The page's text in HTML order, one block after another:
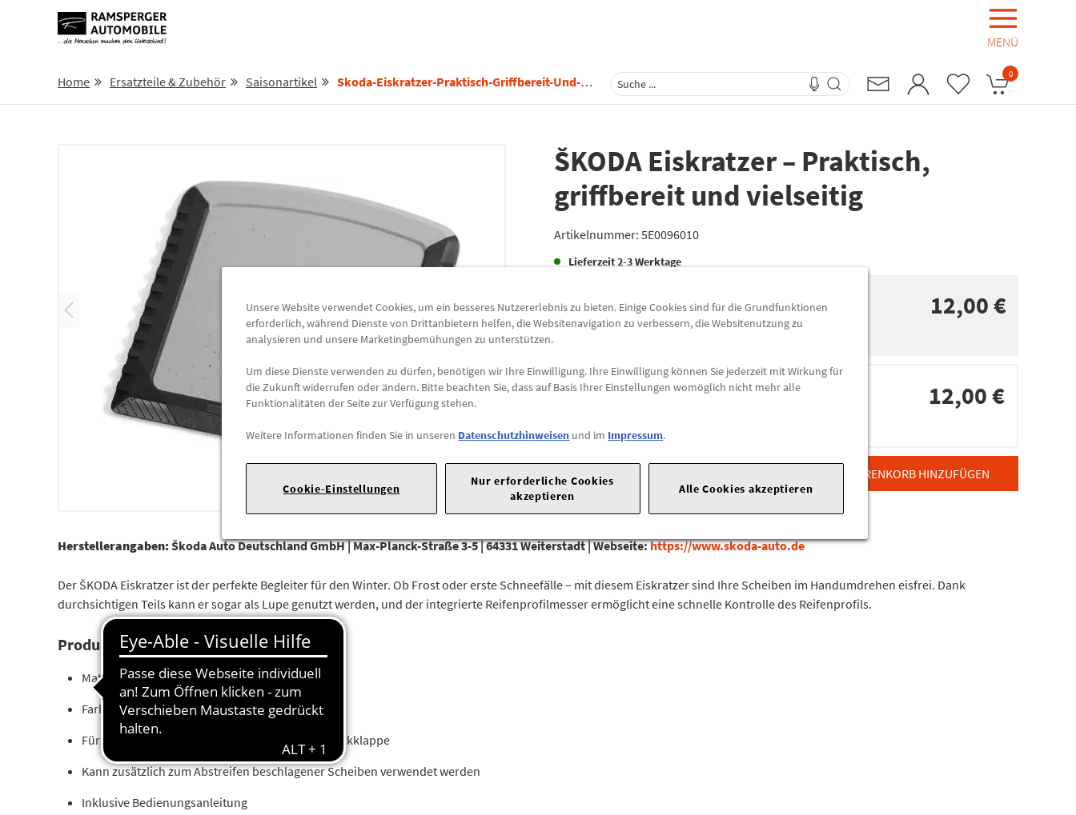
MENÜ
Home Ersatzteile & Zubehör Saisonartikel Skoda-Eiskratzer-Praktisch-Griffbereit-Und-Vielseitig-5e0096010 0
ŠKODA Eiskratzer – Praktisch,
griffbereit und vielseitig
Artikelnummer: 5E0096010
Lieferzeit2-3 Werktage
Lieferung
Preis inkl.19%MwSt.
12,00 €
Abholung
Abholbar an
12,00 €
ZUM WARENKORB HINZUFÜGEN
Herstellerangaben: Škoda Auto Deutschland GmbH |Max-Planck-Straße 3-5 |64331 Weiterstadt |Webseite:https://www.skoda-auto.de
Der ŠKODA Eiskratzer ist der perfekte Begleiter für den Winter. Ob Frost oder erste Schneefälle – mit diesem Eiskratzer sind Ihre Scheiben im Handumdrehen eisfrei. Dank
durchsichtigen Teils kann er sogar als Lupe genutzt werden, und der integrierte Reifenprofilmesser ermöglicht eine schnelle Kontrolle des Reifenprofils.
Produktdetails:
Material: Geharder Kunststoff
Farbe: Grau/Schwarz
Für Fahrzeuge mit Eiskratzerhalterung an der Tankklappe
Kann zusätzlich zum Abstreifen beschlagener Scheiben verwendet werden
Inklusive Bedienungsanleitung
Unsere Website verwendet Cookies, um ein besseres Nutzererlebnis zu bieten. Einige Cookies sind für die Grundfunktionen
erforderlich, während Dienste von Drittanbietern helfen, die Websitenavigation zu verbessern, die Websitenutzung zu
analysieren und unsere Marketingbemühungen zu unterstützen.
Um diese Dienste verwenden zu dürfen, benötigen wir Ihre Einwilligung. Ihre Einwilligung können Sie jederzeit mit Wirkung für
die Zukunft widerrufen oder ändern. Bitte beachten Sie, dass auf Basis Ihrer Einstellungen womöglich nicht mehr alle
Funktionalitäten der Seite zur Verfügung stehen.
Weitere Informationen finden Sie in unseren Datenschutzhinweisen und im Impressum.
Cookie-Einstellungen
Nur erforderliche Cookies
akzeptieren
Alle Cookies akzeptieren